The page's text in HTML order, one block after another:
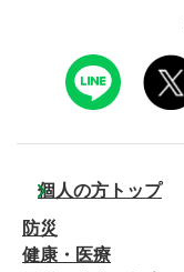
個人の方トップ
防災
健康・医療